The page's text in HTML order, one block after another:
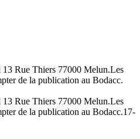
13 Rue Thiers 77000 Melun.Les
de la publication au Bodacc.
13 Rue Thiers 77000 Melun.Les
de la publication au Bodacc.17-